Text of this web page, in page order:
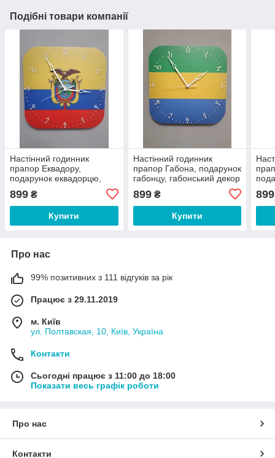
Подібні товари компанії
Настінний годинник
прапор Еквадору,
подарунок еквадорцю,
899 ₴
Купити
Настінний годинник
прапор Габона, подарунок
габонцу, габонський декор
899₴
Купити
899
Про нас
99% позитивних з 111 відгуків за рік
Працює з 29.11.2019
м. Київ
ул. Полтавская, 10, Київ, Україна
Контакти
Сьогодні працює з 11:00 до 18:00
Показати весь графік роботи
Про нас
Контакти